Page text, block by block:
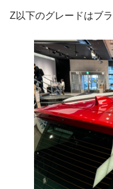
Z以下のグレードはブ